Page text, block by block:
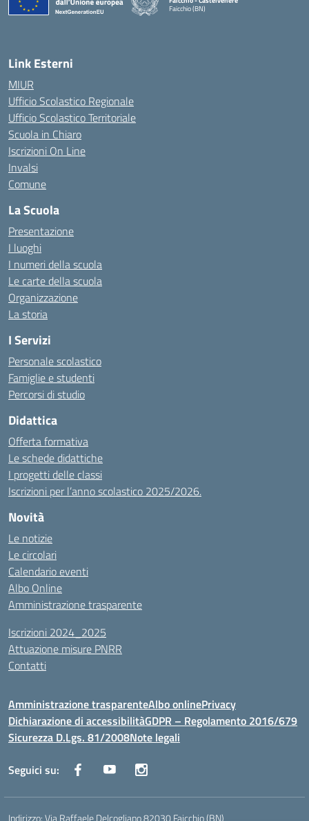
Faicchio (BN)
Link Esterni
MIUR
Ufficio Scolastico Regionale
Ufficio Scolastico Territoriale
Scuola in Chiaro
Iscrizioni On Line
Invalsi
Comune
La Scuola
Presentazione
I luoghi
I numeri della scuola
Le carte della scuola
Organizzazione
La storia
I Servizi
Personale scolastico
Famiglie e studenti
Percorsi di studio
Didattica
Offerta formativa
Le schede didattiche
I progetti delle classi
Iscrizioni per l’anno scolastico 2025/2026.
Novità
Le notizie
Le circolari
Calendario eventi
Albo Online
Amministrazione trasparente
Iscrizioni 2024_2025
Attuazione misure PNRR
Contatti
Amministrazione trasparenteAlbo onlinePrivacy
Dichiarazione di accessibilitàGDPR – Regolamento 2016/679
Sicurezza D.Lgs. 81/2008Note legali
Seguici su:
Indirizzo:Via Raffaele Delcogliano 82030 Faicchio (BN)